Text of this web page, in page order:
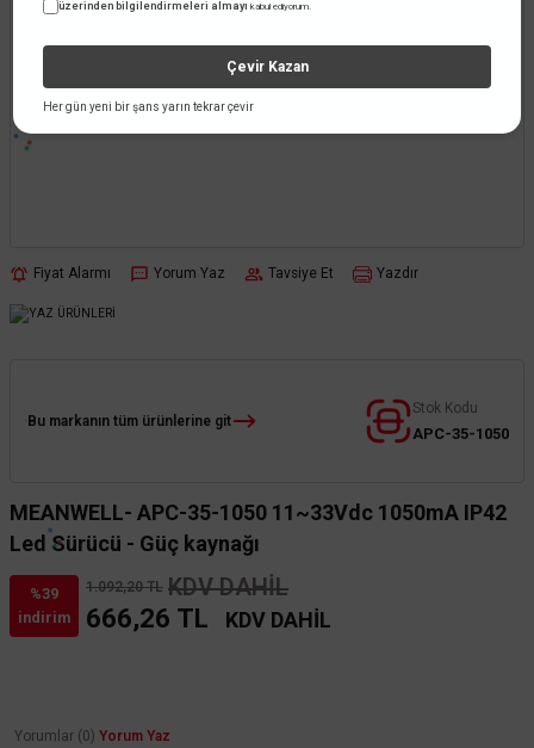
Fiyat Alarmı Yorum Yaz Tavsiye Et Yazdır
Bu markanın tüm ürünlerine git
Stok Kodu
APC-35-1050
MEANWELL- APC-35-1050 11~33Vdc 1050mA IP42
Led Sürücü - Güç kaynağı
%39
indirim
1.092,20 TL KDV DAHİL
666,26 TL KDV DAHİL
Yorumlar (0) Yorum Yaz
üzerinden bilgilendirmeleri almayı kabul ediyorum.
Çevir Kazan
Her gün yeni bir şans yarın tekrar çevir